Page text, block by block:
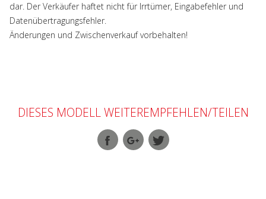
dar. Der Verkäufer haftet nicht für Irrtümer, Eingabefehler und
Datenübertragungsfehler.
Änderungen und Zwischenverkauf vorbehalten!
DIESES MODELL WEITEREMPFEHLEN/TEILEN